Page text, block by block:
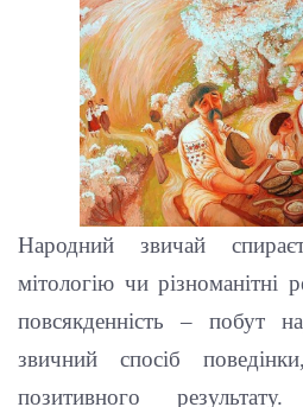
Народний звичай
мітологію чи різноманітні
повсякденність – побут
звичний спосіб
позитивного